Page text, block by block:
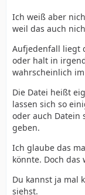
Ich weiß aber
weil das auch
Aufjedenfall liegt
oder halt in
wahrscheinlich
Die Datei heißt
lassen sich so
oder auch Datein
geben.
Ich glaube das
könnte. Doch das
Du kannst ja mal
siehst.